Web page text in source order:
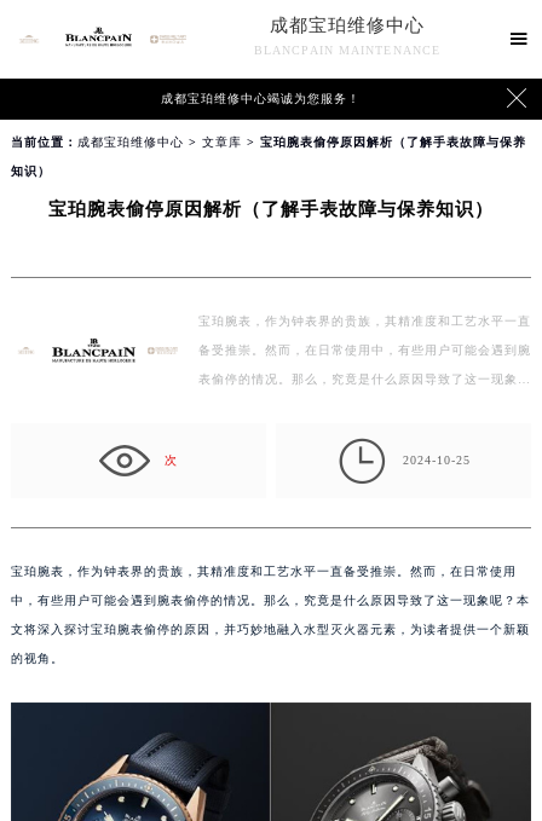
成都宝珀维修中心
BLANCPAIN MAINTENANCE

成都宝珀维修中心竭诚为您服务！ 
当前位置： 成都宝珀维修中心 > 文章库 > 宝珀腕表偷停原因解析（了解手表故障与保养
知识）
宝珀腕表偷停原因解析（了解手表故障与保养知识）
宝珀腕表，作为钟表界的贵族，其精准度和工艺水平一直
备受推崇。然而，在日常使用中，有些用户可能会遇到腕
表偷停的情况。那么，究竟是什么原因导致了这一现象
次  2024-10-25
宝珀腕表，作为钟表界的贵族，其精准度和工艺水平一直备受推崇。然而，在日常使用
中，有些用户可能会遇到腕表偷停的情况。那么，究竟是什么原因导致了这一现象呢？本
文将深入探讨宝珀腕表偷停的原因，并巧妙地融入水型灭火器元素，为读者提供一个新颖
的视角。